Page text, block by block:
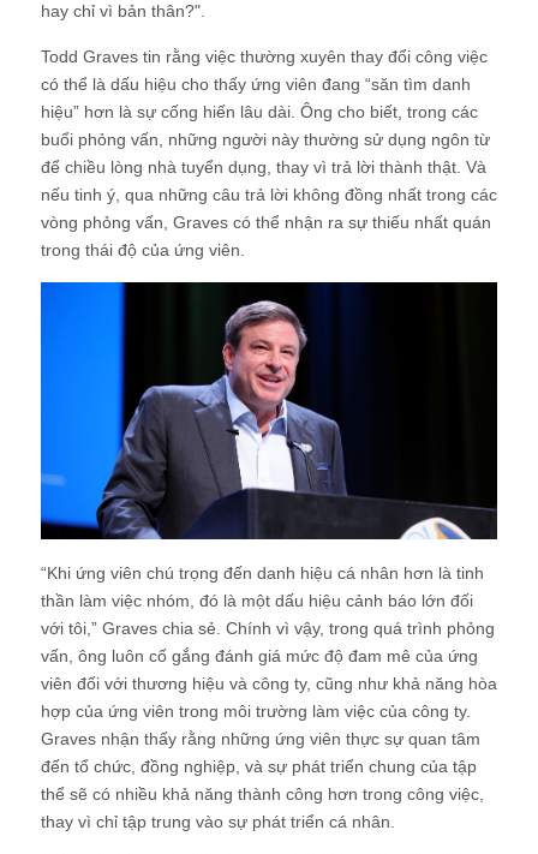
hay chỉ vì bản thân?".
Todd Graves tin rằng việc thường xuyên thay đổi công việc
có thể là dấu hiệu cho thấy ứng viên đang “săn tìm danh
hiệu” hơn là sự cống hiến lâu dài. Ông cho biết, trong các
buổi phỏng vấn, những người này thường sử dụng ngôn từ
để chiều lòng nhà tuyển dụng, thay vì trả lời thành thật. Và
nếu tinh ý, qua những câu trả lời không đồng nhất trong các
vòng phỏng vấn, Graves có thể nhận ra sự thiếu nhất quán
trong thái độ của ứng viên.
“Khi ứng viên chú trọng đến danh hiệu cá nhân hơn là tinh
thần làm việc nhóm, đó là một dấu hiệu cảnh báo lớn đối
với tôi,” Graves chia sẻ. Chính vì vậy, trong quá trình phỏng
vấn, ông luôn cố gắng đánh giá mức độ đam mê của ứng
viên đối với thương hiệu và công ty, cũng như khả năng hòa
hợp của ứng viên trong môi trường làm việc của công ty.
Graves nhận thấy rằng những ứng viên thực sự quan tâm
đến tổ chức, đồng nghiệp, và sự phát triển chung của tập
thể sẽ có nhiều khả năng thành công hơn trong công việc,
thay vì chỉ tập trung vào sự phát triển cá nhân.